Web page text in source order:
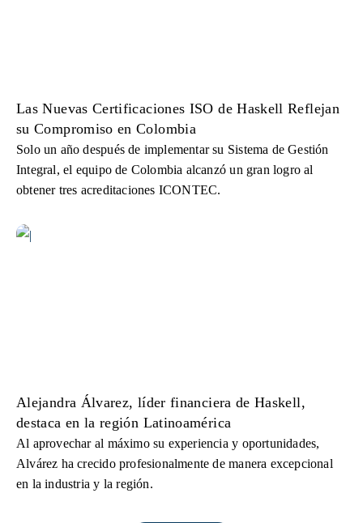
Las Nuevas Certificaciones ISO de Haskell Reflejan
su Compromiso en Colombia
Solo un año después de implementar su Sistema de Gestión
Integral, el equipo de Colombia alcanzó un gran logro al
obtener tres acreditaciones ICONTEC.
Alejandra Álvarez, líder financiera de Haskell,
destaca en la región Latinoamérica
Al aprovechar al máximo su experiencia y oportunidades,
Alvárez ha crecido profesionalmente de manera excepcional
en la industria y la región.